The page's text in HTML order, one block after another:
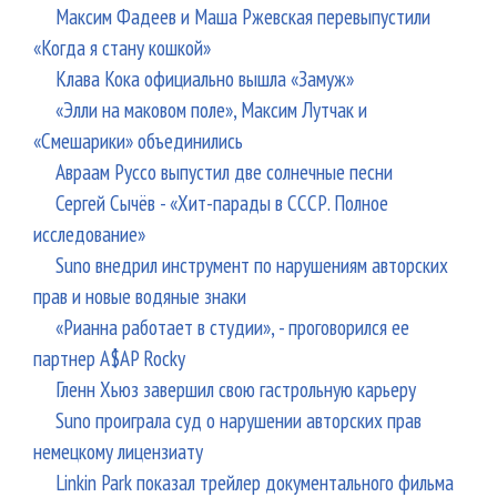
Максим Фадеев и Маша Ржевская перевыпустили
«Когда я стану кошкой»
Клава Кока официально вышла «Замуж»
«Элли на маковом поле», Максим Лутчак и
«Смешарики» объединились
Авраам Руссо выпустил две солнечные песни
Сергей Сычёв - «Хит-парады в СССР. Полное
исследование»
Suno внедрил инструмент по нарушениям авторских
прав и новые водяные знаки
«Рианна работает в студии», - проговорился ее
партнер A$AP Rocky
Гленн Хьюз завершил свою гастрольную карьеру
Suno проиграла суд о нарушении авторских прав
немецкому лицензиату
Linkin Park показал трейлер документального фильма